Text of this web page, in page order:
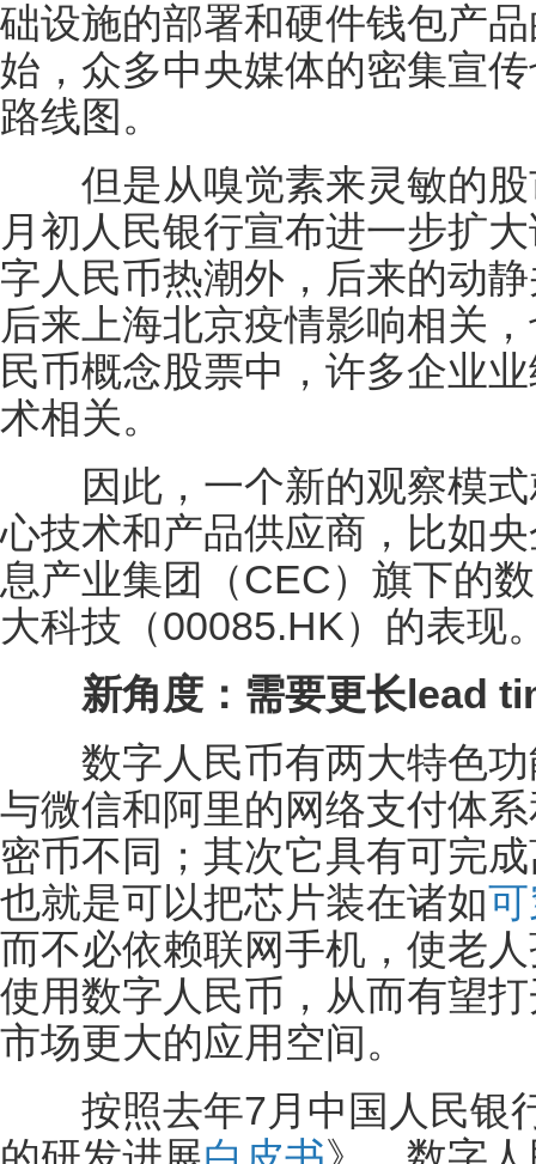
础设施的部署和硬件钱包产
始，众多中央媒体的密集宣
路线图。
但是从嗅觉素来灵敏的股
月初人民银行宣布进一步扩
字人民币热潮外，后来的动
后来上海北京疫情影响相关
民币概念股票中，许多企业
术相关。
因此，一个新的观察模式
心技术和产品供应商，比如
息产业集团（CEC）旗下的
大科技（00085.HK）的表现
新角度：需要更长lead
数字人民币有两大特色功
与微信和阿里的网络支付体
密币不同；其次它具有可完
也就是可以把芯片装在诸如
而不必依赖联网手机，使老
使用数字人民币，从而有望
市场更大的应用空间。
按照去年7月中国人民银